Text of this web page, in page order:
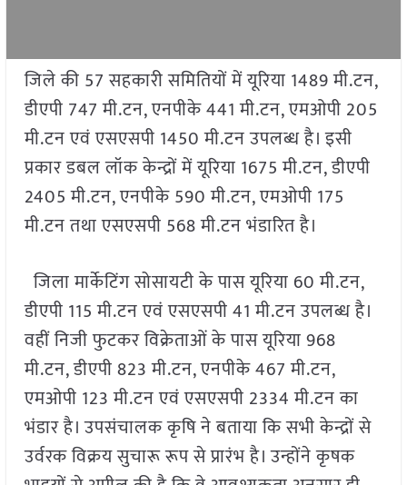
जिले की 57 सहकारी समितियों में यूरिया 1489 मी.टन,
डीएपी 747 मी.टन, एनपीके 441 मी.टन, एमओपी 205
मी.टन एवं एसएसपी 1450 मी.टन उपलब्ध है। इसी
प्रकार डबल लॉक केन्द्रों में यूरिया 1675 मी.टन, डीएपी
2405 मी.टन, एनपीके 590 मी.टन, एमओपी 175
मी.टन तथा एसएसपी 568 मी.टन भंडारित है।
जिला मार्केटिंग सोसायटी के पास यूरिया 60 मी.टन,
डीएपी 115 मी.टन एवं एसएसपी 41 मी.टन उपलब्ध है।
वहीं निजी फुटकर विक्रेताओं के पास यूरिया 968
मी.टन, डीएपी 823 मी.टन, एनपीके 467 मी.टन,
एमओपी 123 मी.टन एवं एसएसपी 2334 मी.टन का
भंडार है। उपसंचालक कृषि ने बताया कि सभी केन्द्रों से
उर्वरक विक्रय सुचारू रूप से प्रारंभ है। उन्होंने कृषक